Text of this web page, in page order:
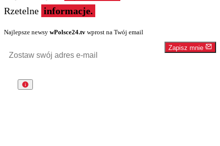
Rzetelne informacje.
Najlepsze newsy wPolsce24.tv wprost na Twój email
Zapisz mnie